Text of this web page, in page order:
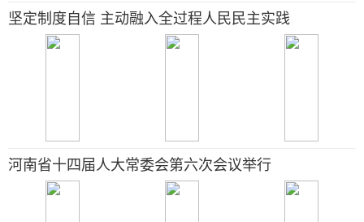
坚定制度自信 主动融入全过程人民民主实践
河南省十四届人大常委会第六次会议举行